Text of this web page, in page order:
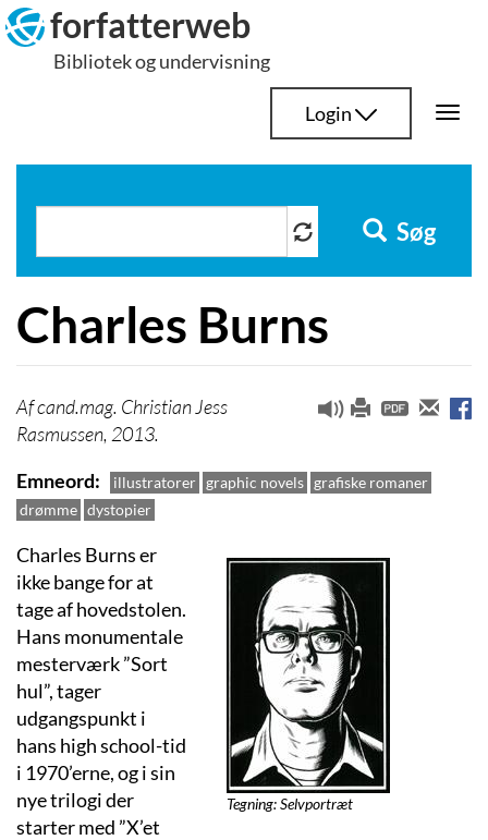
Hop
til
indhold
forfatterweb
Bibliotek og undervisning
Login
Søg
Charles Burns
cand.mag. Christian Jess
Rasmussen, 2013.
Emneord
illustratorer graphic novels grafiske romaner
drømme dystopier
Tegning: Selvportræt
Charles Burns er
ikke bange for at
tage af hovedstolen.
Hans monumentale
mesterværk ”Sort
hul”, tager
udgangspunkt i
hans high school-tid
i 1970’erne, og i sin
nye trilogi der
starter med ”X’et